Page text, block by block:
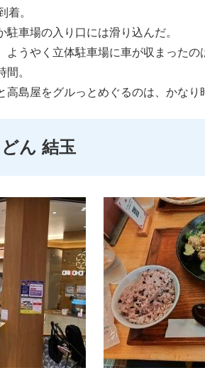
着。
車場の入り口には滑り込んだ。
ようやく立体駐車場に車が収まったの
。
島屋をグルっとめぐるのは、かなり
ん 結玉